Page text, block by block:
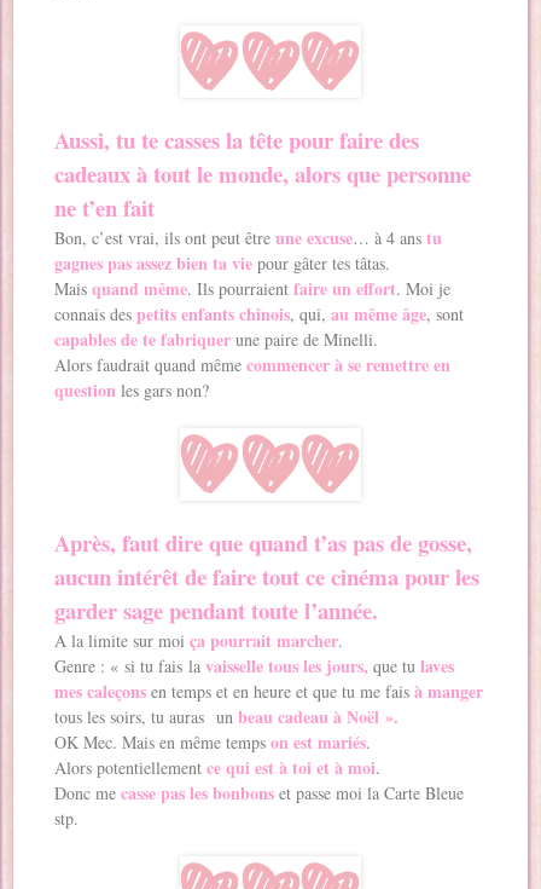
Aussi, tu te casses la tête pour faire des
cadeaux à tout le monde, alors que personne
ne t’en fait
Bon, c’est vrai, ils ont peut êtreune excuse… à 4 ans tu
gagnes pas assez bien ta vie pour gâter tes tâtas.
Mais quand même. Ils pourraient faire un effort. Moi je
connais despetits enfants chinois, qui,au même âge, sont
capables de te fabriquer une paire de Minelli.
Alors faudrait quand même commencer à se remettre en
question les gars non?
Après, faut dire que quand t’as pas de gosse,
aucun intérêt de faire tout ce cinéma pour les
garder sage pendant toute l’année.
A la limite sur moi ça pourrait marcher.
Genre : « si tu fais lavaisselle tous les jours, que tulaves
mes caleçons en temps et en heure et que tu me fais à manger
tous les soirs, tu auras unbeau cadeau à Noël ».
OK Mec. Mais en même tempson est mariés.
Alors potentiellementce qui est à toi et à moi.
Donc me casse pas les bonbons et passe moi la Carte Bleue
stp.